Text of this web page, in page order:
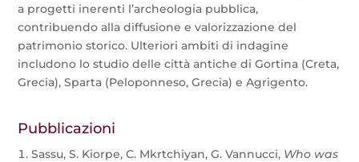
a progetti inerenti l’archeologia pubblica,
contribuendo alla diffusione e valorizzazione del
patrimonio storico. Ulteriori ambiti di indagine
includono lo studio delle città antiche di Gortina (Creta,
Grecia), Sparta (Peloponneso, Grecia) e Agrigento.
Pubblicazioni
Sassu, S. Kiorpe, C. Mkrtchiyan, G. Vannucci, Who was